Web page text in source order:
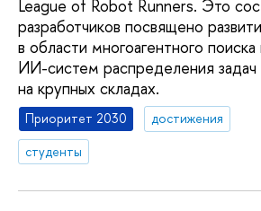
League of Robot Runners. Это
разработчиков посвящено
в области многоагентного
ИИ-систем распределения
на крупных складах.
Приоритет 2030
достижения
студенты